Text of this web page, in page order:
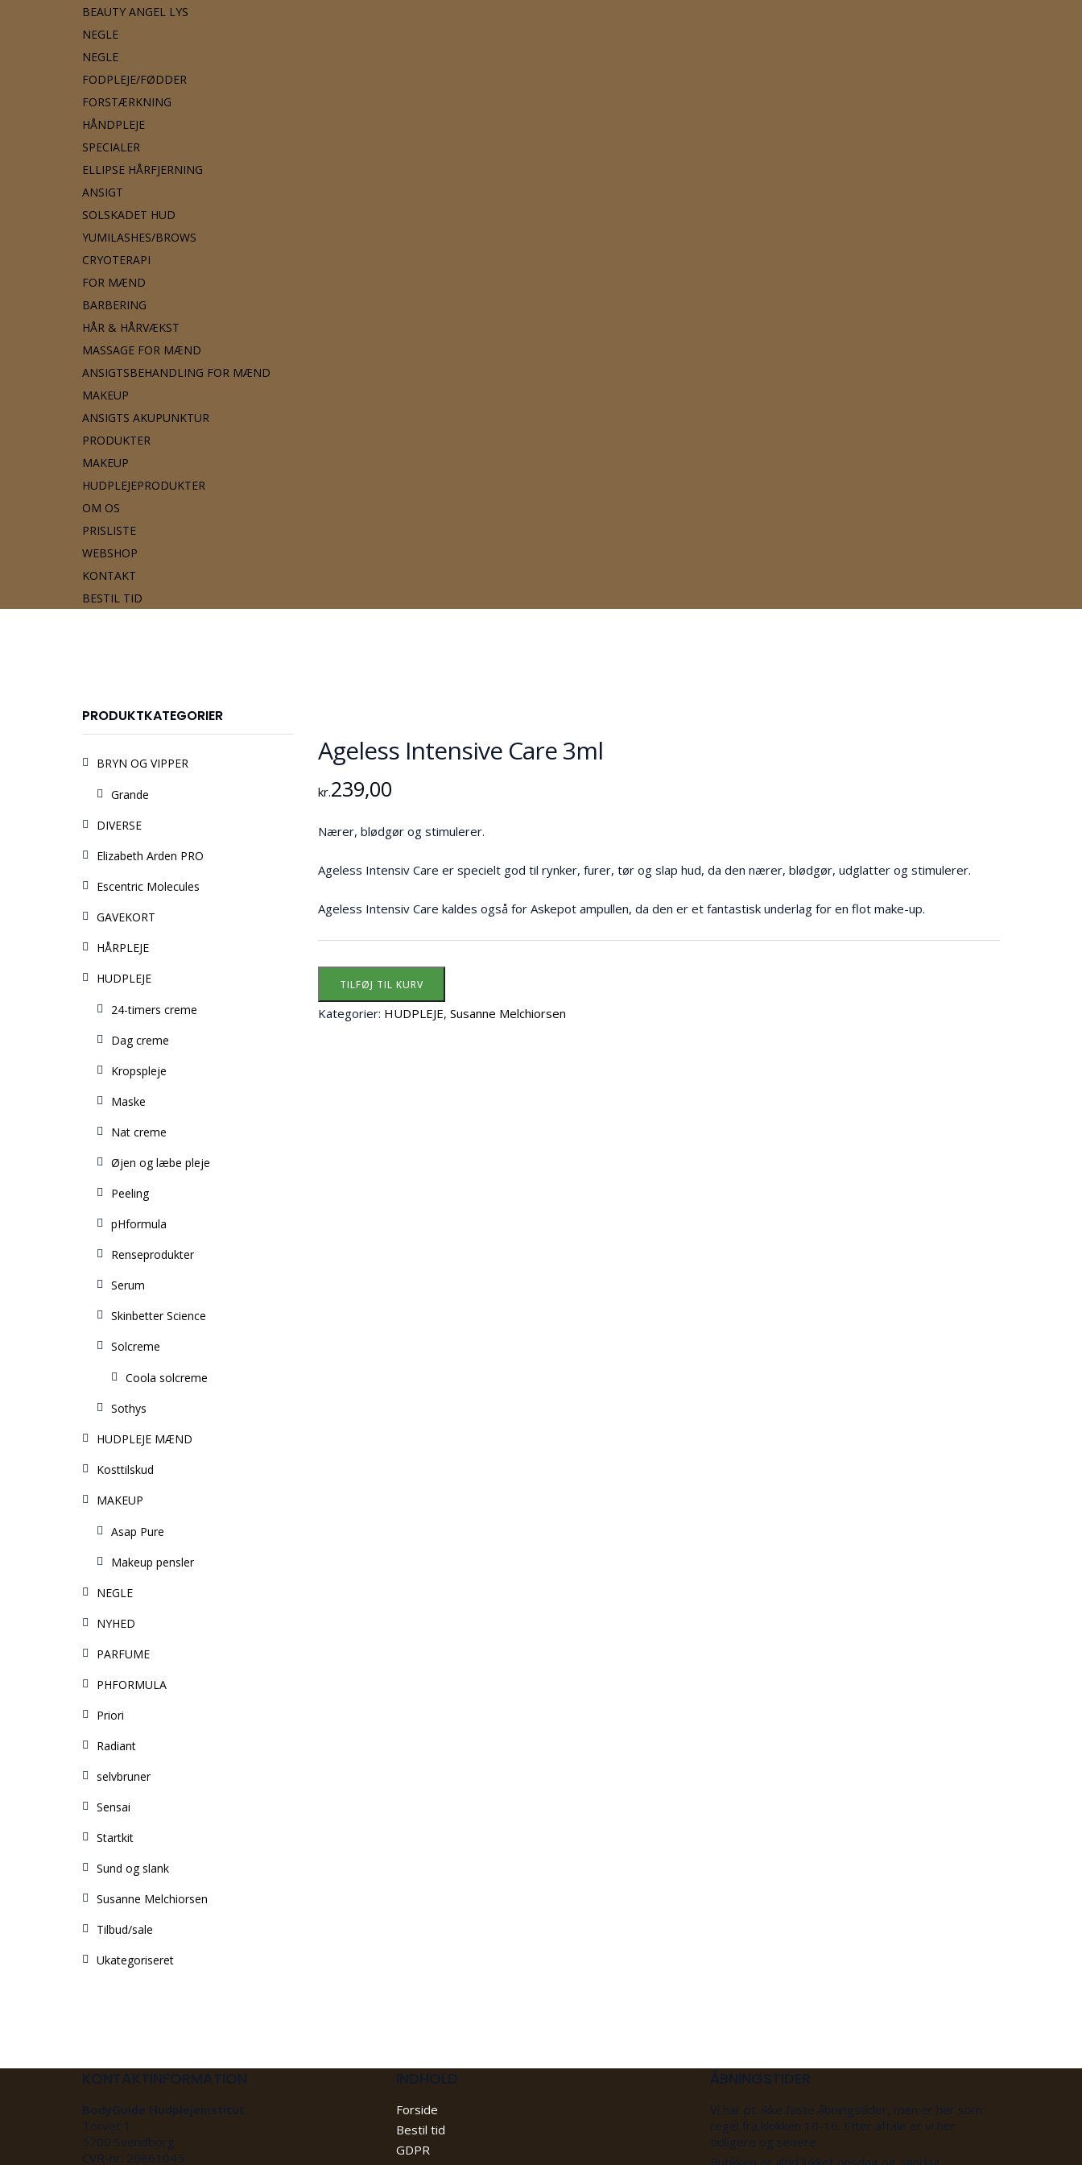
BEAUTY ANGEL LYS
NEGLE
NEGLE
FODPLEJE/FØDDER
FORSTÆRKNING
HÅNDPLEJE
SPECIALER
ELLIPSE HÅRFJERNING
ANSIGT
SOLSKADET HUD
YUMILASHES/BROWS
CRYOTERAPI
FOR MÆND
BARBERING
HÅR & HÅRVÆKST
MASSAGE FOR MÆND
ANSIGTSBEHANDLING FOR MÆND
MAKEUP
ANSIGTS AKUPUNKTUR
PRODUKTER
MAKEUP
HUDPLEJEPRODUKTER
OM OS
PRISLISTE
WEBSHOP
KONTAKT
BESTIL TID
Ageless Intensive Care 3ml
kr.239,00
Nærer, blødgør og stimulerer.
Ageless Intensiv Care er specielt god til rynker, furer, tør og slap hud, da den nærer, blødgør, udglatter og stimulerer.
Ageless Intensiv Care kaldes også for Askepot ampullen, da den er et fantastisk underlag for en flot make-up.
TILFØJ TIL KURV
Kategorier: HUDPLEJE, Susanne Melchiorsen
PRODUKTKATEGORIER
BRYN OG VIPPER
Grande
DIVERSE
Elizabeth Arden PRO
Escentric Molecules
GAVEKORT
HÅRPLEJE
HUDPLEJE
24-timers creme
Dag creme
Kropspleje
Maske
Nat creme
Øjen og læbe pleje
Peeling
pHformula
Renseprodukter
Serum
Skinbetter Science
Solcreme
Coola solcreme
Sothys
HUDPLEJE MÆND
Kosttilskud
MAKEUP
Asap Pure
Makeup pensler
NEGLE
NYHED
PARFUME
PHFORMULA
Priori
Radiant
selvbruner
Sensai
Startkit
Sund og slank
Susanne Melchiorsen
Tilbud/sale
Ukategoriseret
KONTAKTINFORMATION
BodyGuide Hudplejeinstitut
Torvet 1
5700 Svendborg
CVR-nr: 20861045
INDHOLD
Forside
Bestil tid
GDPR
ÅBNINGSTIDER
Vi har pt. ikke faste åbningstider, men er her som
regel fra klokken 10-16. Efter aftale er vi her
tidligere og senere.
Butikken er altid lukket onsdag og søndag.